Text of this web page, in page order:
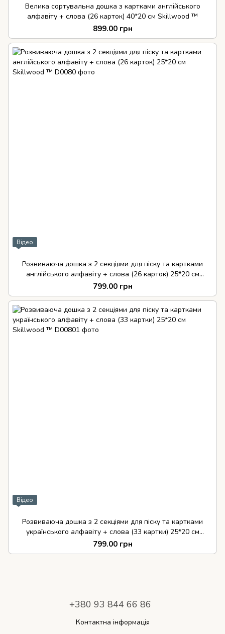
Велика сортувальна дошка з картками англійського
алфавіту + слова (26 карток) 40*20 см Skillwood ™
899.00 грн
Відео
Розвиваюча дошка з 2 секціями для піску та картками
англійського алфавіту + слова (26 карток) 25*20 см
Skillwood ™
799.00 грн
Відео
Розвиваюча дошка з 2 секціями для піску та картками
українського алфавіту + слова (33 картки) 25*20 см
Skillwood ™
799.00 грн
+380 93 844 66 86
Контактна інформація